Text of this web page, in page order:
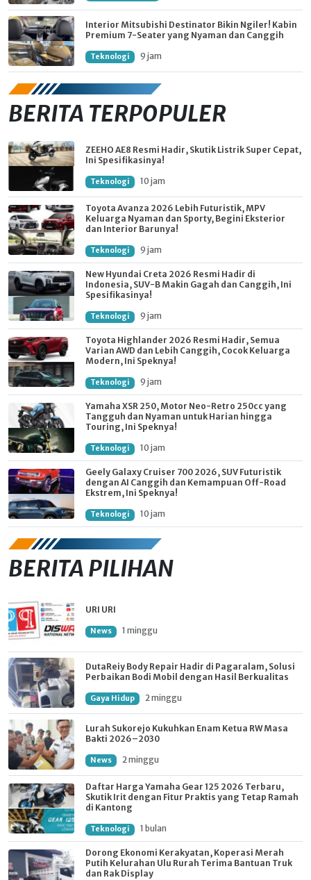
Interior Mitsubishi Destinator Bikin Ngiler! Kabin
Premium 7-Seater yang Nyaman dan Canggih
Teknologi 9 jam
BERITA TERPOPULER
ZEEHO AE8 Resmi Hadir, Skutik Listrik Super Cepat,
Ini Spesifikasinya!
Teknologi 10 jam
Toyota Avanza 2026 Lebih Futuristik, MPV
Keluarga Nyaman dan Sporty, Begini Eksterior
dan Interior Barunya!
Teknologi 9 jam
New Hyundai Creta 2026 Resmi Hadir di
Indonesia, SUV-B Makin Gagah dan Canggih, Ini
Spesifikasinya!
Teknologi 9 jam
Toyota Highlander 2026 Resmi Hadir, Semua
Varian AWD dan Lebih Canggih, Cocok Keluarga
Modern, Ini Speknya!
Teknologi 9 jam
Yamaha XSR 250, Motor Neo-Retro 250cc yang
Tangguh dan Nyaman untuk Harian hingga
Touring, Ini Speknya!
Teknologi 10 jam
Geely Galaxy Cruiser 700 2026, SUV Futuristik
dengan AI Canggih dan Kemampuan Off-Road
Ekstrem, Ini Speknya!
Teknologi 10 jam
BERITA PILIHAN
URI URI
News 1 minggu
DutaReiy Body Repair Hadir di Pagaralam, Solusi
Perbaikan Bodi Mobil dengan Hasil Berkualitas
Gaya Hidup 2 minggu
Lurah Sukorejo Kukuhkan Enam Ketua RW Masa
Bakti 2026–2030
News 2 minggu
Daftar Harga Yamaha Gear 125 2026 Terbaru,
Skutik Irit dengan Fitur Praktis yang Tetap Ramah
di Kantong
Teknologi 1 bulan
Dorong Ekonomi Kerakyatan, Koperasi Merah
Putih Kelurahan Ulu Rurah Terima Bantuan Truk
dan Rak Display